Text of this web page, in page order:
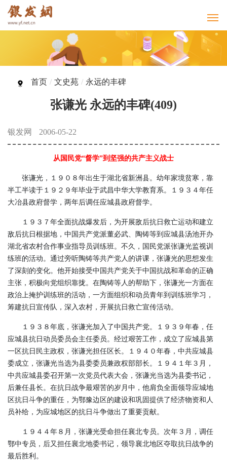
首页 / 文史苑 / 永远的丰碑
张谦光 永远的丰碑(409)
银发网 2006-05-22
从国民党“督学”到坚强的共产主义战士
张谦光，１９０８年出生于湖北省新洲县。幼年家境贫寒，靠
半工半读于１９２９年毕业于武昌中华大学教育系。１９３４年任
大冶县政府督学，两年后调任应城县政府督学。
１９３７年全面抗战爆发后，为开展敌后抗日救亡运动和建立
敌后抗日根据地，中国共产党派董必武、陶铸等到应城县汤池开办
湖北省农村合作事业指导员训练班。不久，国民党派张谦光监视训
练班的活动。通过旁听陶铸等共产党人的讲课，张谦光的思想发生
了深刻的变化。他开始接受中国共产党关于中国抗战和革命的正确
主张，积极向党组织靠拢。在陶铸等人的帮助下，张谦光一方面在
政治上掩护训练班的活动，一方面组织和动员青年到训练班学习，
筹建抗日宣传队，深入农村，开展抗日救亡宣传活动。
１９３８年底，张谦光加入了中国共产党。１９３９年春，任
应城县抗日动员委员会主任委员。经过艰苦工作，成立了应城县第
一区抗日民主政权，张谦光担任区长。１９４０年春，中共应城县
委成立，张谦光当选为县委委员兼政权部部长。１９４１年３月，
中共应城县委召开第一次党员代表大会，张谦光当选为县委书记，
后兼任县长。在抗日战争最艰苦的岁月中，他肩负全面领导应城地
区抗日斗争的重任，为鄂豫边区的建设和巩固提供了经济物资和人
员补给，为应城地区的抗日斗争做出了重要贡献。
１９４４年８月，张谦光受命担任襄北专员。次年３月，调任
鄂中专员，后又担任襄北地委书记，领导襄北地区夺取抗日战争的
最后胜利。